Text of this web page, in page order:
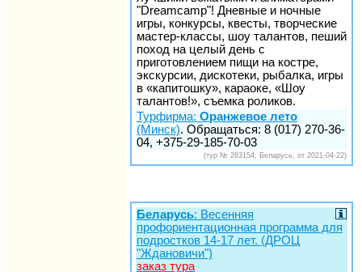
"Dreamcamp"! Дневные и ночные
игры, конкурсы, квесты, творческие
мастер-классы, шоу талантов, пеший
поход на целый день с
приготовлением пищи на костре,
экскурсии, дискотеки, рыбалка, игры
в «капитошку», караоке, «Шоу
талантов!», съемка роликов.
Турфирма: Оранжевое лето
(Минск). Обращаться: 8 (017) 270-36-
04, +375-29-185-70-03
(тур № 283154, Беларусь, от 2021-04-22)
Беларусь: Весенняя
профориентационная программа для
подростков 14-17 лет. (ДРОЦ
"Ждановичи")
заказ тура